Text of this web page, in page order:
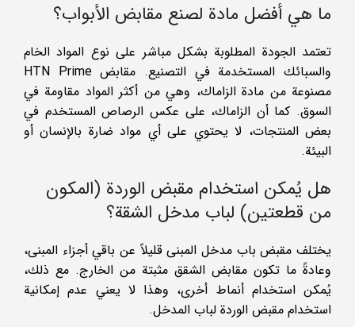
ما هي أفضل مادة لصنع مقابض الأبواب؟
تعتمد الجودة المطلوبة بشكل مباشر على نوع المواد الخام
والسبائك المستخدمة في التصنيع. مقابض HTN Prime
مصنوعة من مادة الزاماك، وهي من أكثر المواد مقاومة في
السوق. كما أن الزاماك، على عكس الرصاص المستخدم في
بعض المنتجات، لا يحتوي على أي مواد ضارة بالإنسان أو
البيئة.
هل يُمكن استخدام مقبض الوردة (المكون
من قطعتين) لباب مدخل الشقة؟
يختلف مقبض باب مدخل المبنى قليلاً عن باقي أجزاء المبنى،
وعادةً ما تكون مقابض الشقق مثبتة من الخارج. مع ذلك،
يُمكن استخدام أنماط أخرى، وهذا لا يعني عدم إمكانية
استخدام مقبض الوردة لباب المدخل.